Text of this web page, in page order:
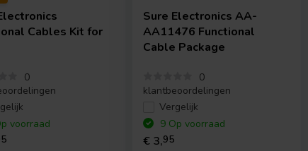
Cables Kit for
0
voorraad
Sure ElectronicsAA-
AA11476 Functional
Cable Package
0
klantbeoordelingen
Vergelijk
9 Op voorraad
€ 3,95